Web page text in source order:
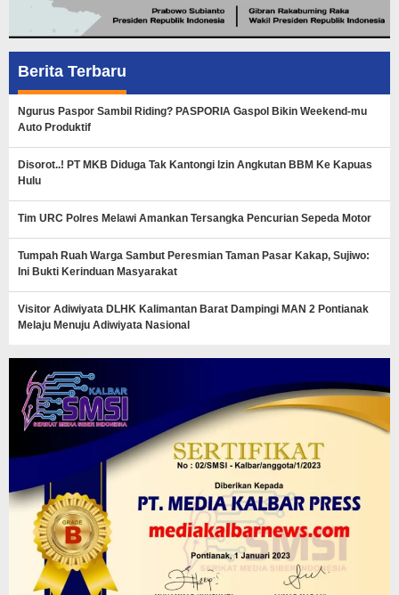
Berita Terbaru
Ngurus Paspor Sambil Riding? PASPORIA Gaspol Bikin Weekend-mu
Auto Produktif
Disorot..! PT MKB Diduga Tak Kantongi Izin Angkutan BBM Ke Kapuas
Hulu
Tim URC Polres Melawi Amankan Tersangka Pencurian Sepeda Motor
Tumpah Ruah Warga Sambut Peresmian Taman Pasar Kakap, Sujiwo:
Ini Bukti Kerinduan Masyarakat
Visitor Adiwiyata DLHK Kalimantan Barat Dampingi MAN 2 Pontianak
Melaju Menuju Adiwiyata Nasional